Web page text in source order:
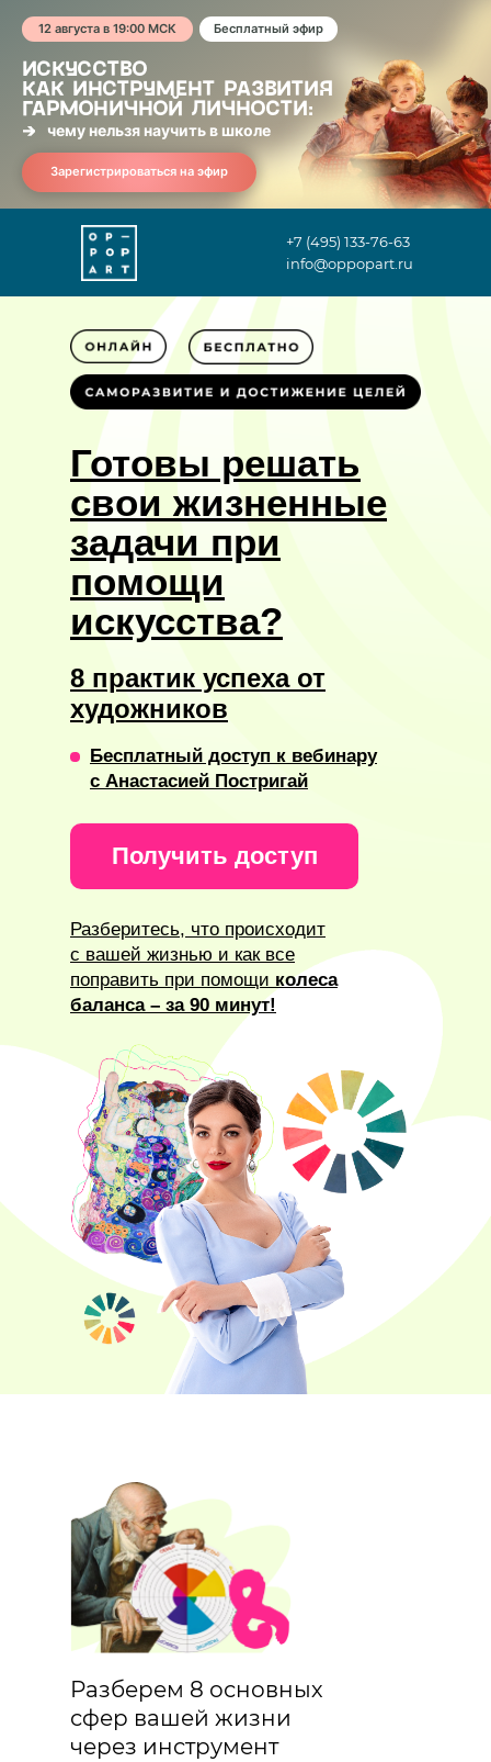
ИСКУССТВО
КАК ИНСТРУМЕНТ РАЗВИТИЯ
ГАРМОНИЧНОЙ ЛИЧНОСТИ:
чему нельзя научить в школе
12 августа в 19:00 МСК Бесплатный эфир
+7 (495) 133-76-63
info@oppopart.ru
8 практик успеха от
художников
Готовы решать
свои жизненные
задачи при
помощи
искусства?
Разберитесь, что происходит
с вашей жизнью и как все
поправить при помощи колеса
баланса – за 90 минут!
Бесплатный доступ к вебинару
с Анастасией Постригай
Получить доступ
Разберем 8 основных
сфер вашей жизни
через инструмент